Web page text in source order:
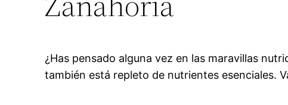
¿Has pensado alguna vez en las maravillas
también está repleto de nutrientes esenciales.